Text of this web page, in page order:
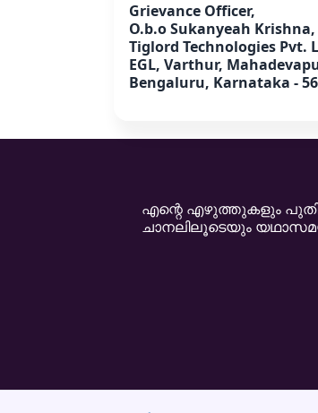
Grievance Officer,
O.b.o Sukanyeah Krishna,
Tiglord Technologies Pvt.
EGL, Varthur,
Bengaluru, Karnataka -
എന്റെ എഴുത്തുകളും
ചാനലിലൂടെയും